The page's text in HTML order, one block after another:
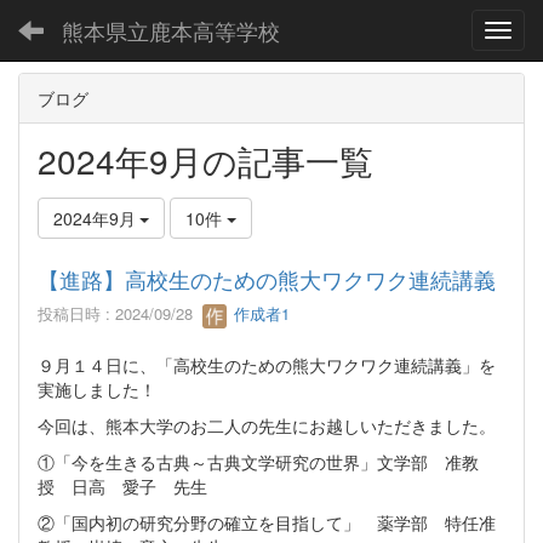
熊本県立鹿本高等学校
ブログ
2024年9月の記事一覧
2024年9月 10件
【進路】高校生のための熊大ワクワク連続講義
投稿日時 : 2024/09/28 作成者1
９月１４日に、「高校生のための熊大ワクワク連続講義」を
実施しました！
今回は、熊本大学のお二人の先生にお越しいただきました。
①「今を生きる古典～古典文学研究の世界」文学部 准教
授 日高 愛子 先生
②「国内初の研究分野の確立を目指して」 薬学部 特任准